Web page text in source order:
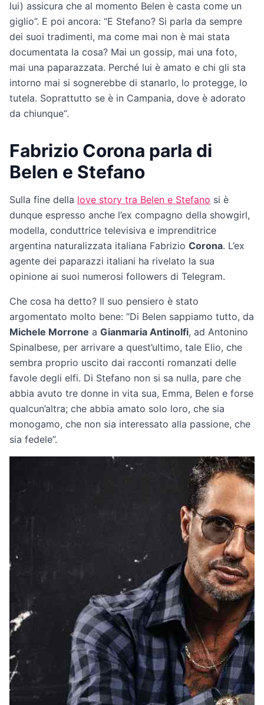
lui) assicura che al momento Belen è casta come un
giglio”. E poi ancora: “E Stefano? Si parla da sempre
dei suoi tradimenti, ma come mai non è mai stata
documentata la cosa? Mai un gossip, mai una foto,
mai una paparazzata. Perché lui è amato e chi gli sta
intorno mai si sognerebbe di stanarlo, lo protegge, lo
tutela. Soprattutto se è in Campania, dove è adorato
da chiunque“.
Fabrizio Corona parla di
Belen e Stefano
Sulla fine della love story tra Belen e Stefano si è
dunque espresso anche l’ex compagno della showgirl,
modella, conduttrice televisiva e imprenditrice
argentina naturalizzata italiana Fabrizio Corona. L’ex
agente dei paparazzi italiani ha rivelato la sua
opinione ai suoi numerosi followers di Telegram.
Che cosa ha detto? Il suo pensiero è stato
argomentato molto bene: “Di Belen sappiamo tutto, da
Michele Morrone a Gianmaria Antinolfi, ad Antonino
Spinalbese, per arrivare a quest’ultimo, tale Elio, che
sembra proprio uscito dai racconti romanzati delle
favole degli elfi. Di Stefano non si sa nulla, pare che
abbia avuto tre donne in vita sua, Emma, Belen e forse
qualcun’altra; che abbia amato solo loro, che sia
monogamo, che non sia interessato alla passione, che
sia fedele”.